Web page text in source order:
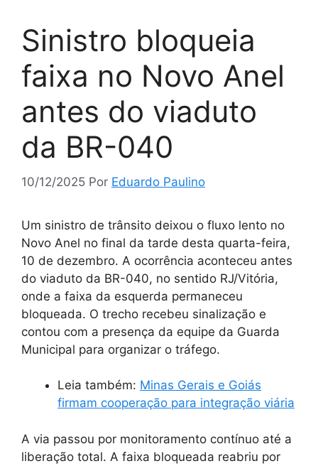
Sinistro bloqueia
faixa no Novo Anel
antes do viaduto
da BR-040
10/12/2025 Por Eduardo Paulino
Um sinistro de trânsito deixou o fluxo lento no
Novo Anel no final da tarde desta quarta-feira,
10 de dezembro. A ocorrência aconteceu antes
do viaduto da BR-040, no sentido RJ/Vitória,
onde a faixa da esquerda permaneceu
bloqueada. O trecho recebeu sinalização e
contou com a presença da equipe da Guarda
Municipal para organizar o tráfego.
Leia também: Minas Gerais e Goiás
firmam cooperação para integração viária
A via passou por monitoramento contínuo até a
liberação total. A faixa bloqueada reabriu por